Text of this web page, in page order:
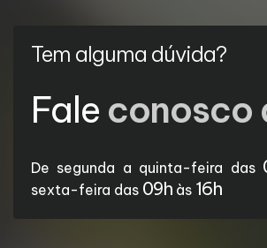
Tem alguma dúvida?
Fale conosco
De segunda a quinta-feira das
sexta-feira das 09h às 16h